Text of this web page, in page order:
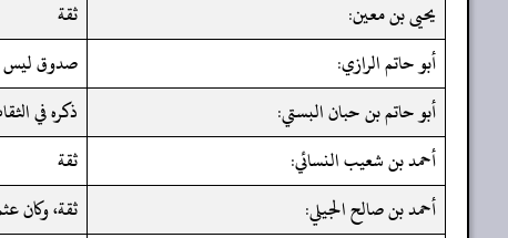
يحيى بن معين:
ثقة
أبو حاتم الرازي:
صدوق ليس
أبو حاتم بن حبان البستي:
ذكره في
أحمد بن شعيب النسائي:
ثقة
أحمد بن صالح الجيلي:
ثقة، وكان